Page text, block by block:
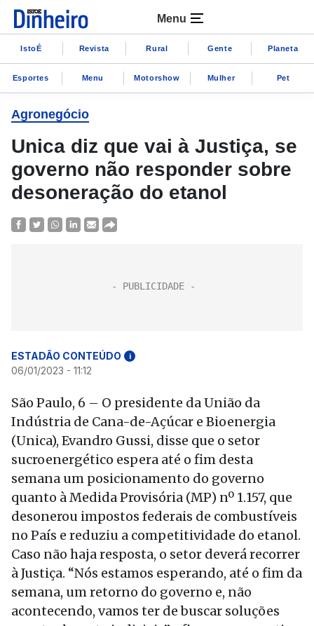
Menu
IstoÉ Revista Rural Gente Planeta
Esportes Menu Motorshow Mulher Pet
Agronegócio
Unica diz que vai à Justiça, se
governo não responder sobre
desoneração do etanol
ESTADÃO CONTEÚDO i
06/01/2023 - 11:12
São Paulo, 6 – O presidente da União da
Indústria de Cana-de-Açúcar e Bioenergia
(Unica), Evandro Gussi, disse que o setor
sucroenergético espera até o fim desta
semana um posicionamento do governo
quanto à Medida Provisória (MP) nº 1.157, que
desonerou impostos federais de combustíveis
no País e reduziu a competitividade do etanol.
Caso não haja resposta, o setor deverá recorrer
à Justiça. “Nós estamos esperando, até o fim da
semana, um retorno do governo e, não
acontecendo, vamos ter de buscar soluções